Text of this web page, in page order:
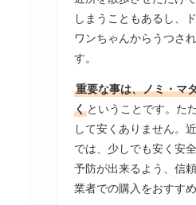
しまうこともあるし、
ワンちゃんからうつさ
す。
重要な事は、ノミ・マ
く ということです。た
して安くありません。
では、少しでも安く安
予防が出来るよう、信
業者での購入をおすす